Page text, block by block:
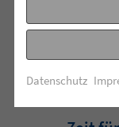
mehr
Datenschutz